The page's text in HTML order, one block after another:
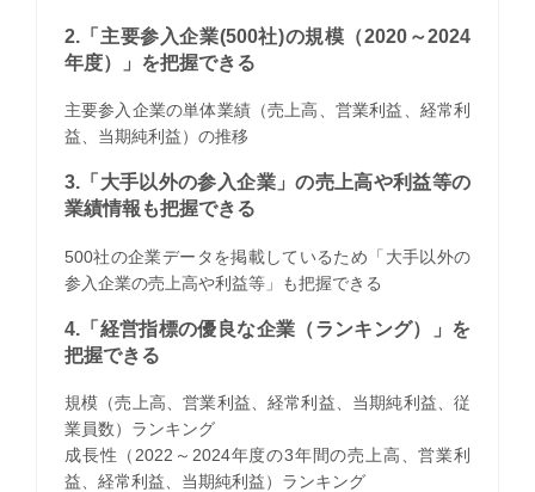
2.「主要参入企業(500社)の規模（2020～2024
年度）」を把握できる
主要参入企業の単体業績（売上高、営業利益、経常利
益、当期純利益）の推移
3.「大手以外の参入企業」の売上高や利益等の
業績情報も把握できる
500社の企業データを掲載しているため「大手以外の
参入企業の売上高や利益等」も把握できる
4.「経営指標の優良な企業（ランキング）」を
把握できる
規模（売上高、営業利益、経常利益、当期純利益、従
業員数）ランキング
成長性（2022～2024年度の3年間の売上高、営業利
益、経常利益、当期純利益）ランキング